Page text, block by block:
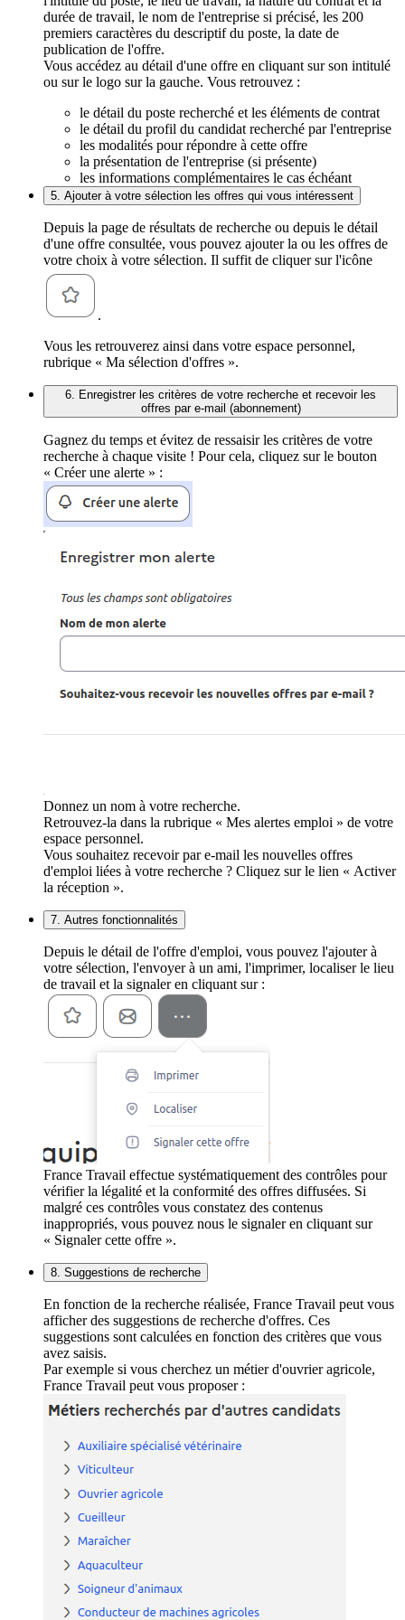
durée de travail, le nom de l'entreprise si précisé, les 200
premiers caractères du descriptif du poste, la date de
publication de l'offre.
Vous accédez au détail d'une offre en cliquant sur son intitulé
ou sur le logo sur la gauche. Vous retrouvez :
le détail du poste recherché et les éléments de contrat
le détail du profil du candidat recherché par l'entreprise
les modalités pour répondre à cette offre
la présentation de l'entreprise (si présente)
les informations complémentaires le cas échéant
5. Ajouter à votre sélection les offres qui vous intéressent
Depuis la page de résultats de recherche ou depuis le détail
d'une offre consultée, vous pouvez ajouter la ou les offres de
votre choix à votre sélection. Il suffit de cliquer sur l'icône
.
Vous les retrouverez ainsi dans votre espace personnel,
rubrique « Ma sélection d'offres ».
6. Enregistrer les critères de votre recherche et recevoir les
offres par e-mail (abonnement)
Gagnez du temps et évitez de ressaisir les critères de votre
recherche à chaque visite ! Pour cela, cliquez sur le bouton
« Créer une alerte » :
Donnez un nom à votre recherche.
Retrouvez-la dans la rubrique « Mes alertes emploi » de votre
espace personnel.
Vous souhaitez recevoir par e-mail les nouvelles offres
d'emploi liées à votre recherche ? Cliquez sur le lien « Activer
la réception ».
7. Autres fonctionnalités
Depuis le détail de l'offre d'emploi, vous pouvez l'ajouter à
votre sélection, l'envoyer à un ami, l'imprimer, localiser le lieu
de travail et la signaler en cliquant sur :
France Travail effectue systématiquement des contrôles pour
vérifier la légalité et la conformité des offres diffusées. Si
malgré ces contrôles vous constatez des contenus
inappropriés, vous pouvez nous le signaler en cliquant sur
« Signaler cette offre ».
8. Suggestions de recherche
En fonction de la recherche réalisée, France Travail peut vous
afficher des suggestions de recherche d'offres. Ces
suggestions sont calculées en fonction des critères que vous
avez saisis.
Par exemple si vous cherchez un métier d'ouvrier agricole,
France Travail peut vous proposer :